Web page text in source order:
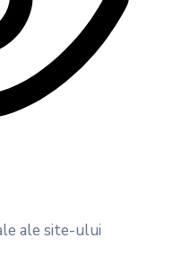
ale site-ului